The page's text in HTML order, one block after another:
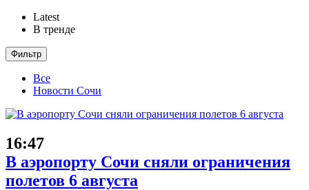
Latest
В тренде
Фильтр
Все
Новости Сочи
16:47
В аэропорту Сочи сняли ограничения
полетов 6 августа